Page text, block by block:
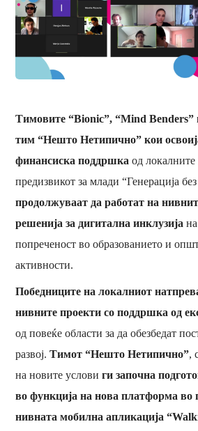
Тимовите “Bionic”, “Mind Benders”
тим “Нешто Нетипично” кои
финансиска поддршка од локалните
предизвикот за млади “Генерација
продолжуваат да работат на
решенија за дигитална инклузија
попреченост во образованието и
активности.
Победниците на локалниот
нивните проекти со поддршка од
од повеќе области за да обезбедат
развој. Тимот “Нешто Нетипично”,
на новите условиги започна
во функција на нова платформа во
нивната мобилна апликација